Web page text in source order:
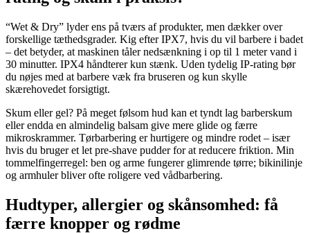
“Wet & Dry” lyder ens på tværs af produkter, men dækker over
forskellige tæthedsgrader. Kig efter IPX7, hvis du vil barbere i badet
– det betyder, at maskinen tåler nedsænkning i op til 1 meter vand i
30 minutter. IPX4 håndterer kun stænk. Uden tydelig IP-rating bør
du nøjes med at barbere væk fra bruseren og kun skylle
skærehovedet forsigtigt.
Skum eller gel? På meget følsom hud kan et tyndt lag barberskum
eller endda en almindelig balsam give mere glide og færre
mikroskrammer. Tørbarbering er hurtigere og mindre rodet – især
hvis du bruger et let pre-shave pudder for at reducere friktion. Min
tommelfingerregel: ben og arme fungerer glimrende tørre; bikinilinje
og armhuler bliver ofte roligere ved vådbarbering.
Hudtyper, allergier og skånsomhed: få
færre knopper og rødme